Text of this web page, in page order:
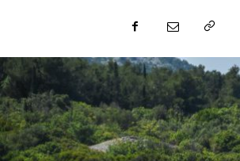
NAUTIKA
SPORT